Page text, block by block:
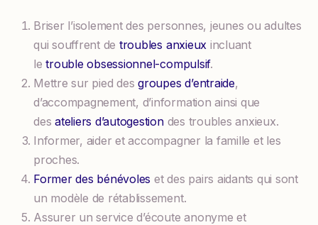
Briser l’isolement des personnes, jeunes ou adultes
qui souffrent de troubles anxieux incluant
letrouble obsessionnel-compulsif.
Mettre sur pied desgroupes d’entraide,
d’accompagnement, d’information ainsi que
desateliers d’autogestiondes troubles anxieux.
Informer, aider et accompagner la famille et les
proches.
Former des bénévoles et des pairs aidants qui sont
un modèle de rétablissement.
Assurer un service d’écoute anonyme et